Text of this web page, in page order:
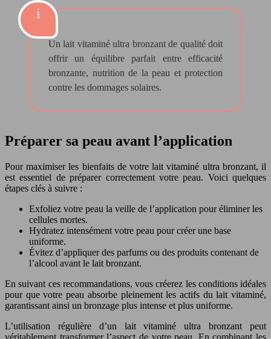
Un lait vitaminé ultra bronzant de qualité doit
offrir un équilibre parfait entre efficacité
bronzante, nutrition de la peau et protection
contre les dommages solaires.
Préparer sa peau avant l’application
Pour maximiser les bienfaits de votre lait vitaminé ultra bronzant, il
est essentiel de préparer correctement votre peau. Voici quelques
étapes clés à suivre :
Exfoliez votre peau la veille de l’application pour éliminer les
cellules mortes.
Hydratez intensément votre peau pour créer une base
uniforme.
Évitez d’appliquer des parfums ou des produits contenant de
l’alcool avant le lait bronzant.
En suivant ces recommandations, vous créerez les conditions idéales
pour que votre peau absorbe pleinement les actifs du lait vitaminé,
garantissant ainsi un bronzage plus intense et plus uniforme.
L’utilisation régulière d’un lait vitaminé ultra bronzant peut
véritablement transformer l’aspect de votre peau. En combinant les